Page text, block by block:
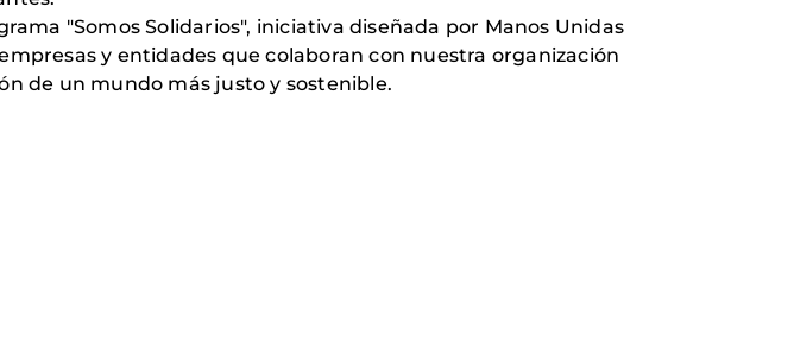
"Somos Solidarios", iniciativa diseñada por Manos Unidas
y entidades que colaboran con nuestra organización
de un mundo más justo y sostenible.